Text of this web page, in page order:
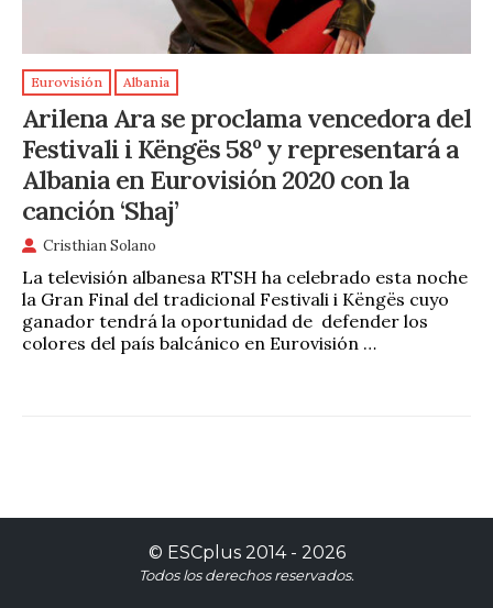
Eurovisión Albania
Arilena Ara se proclama vencedora del
Festivali i Këngës 58º y representará a
Albania en Eurovisión 2020 con la
canción ‘Shaj’
Cristhian Solano
La televisión albanesa RTSH ha celebrado esta noche
la Gran Final del tradicional Festivali i Këngës cuyo
ganador tendrá la oportunidad de defender los
colores del país balcánico en Eurovisión …
© ESCplus2014 - 2026
Todos los derechos reservados.